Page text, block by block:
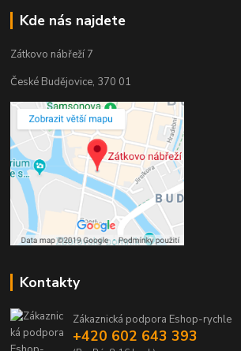
Kde nás najdete
Zátkovo nábřeží 7
České Budějovice, 370 01
Kontakty
Zákaznická podpora Eshop-rychle
+420 602 643 393